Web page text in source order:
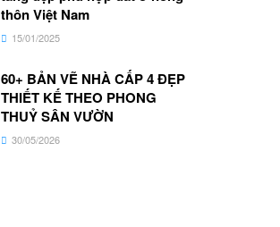
thôn Việt Nam
15/01/2025
60+ BẢN VẼ NHÀ CẤP 4 ĐẸP
THIẾT KẾ THEO PHONG
THUỶ SÂN VƯỜN
30/05/2026